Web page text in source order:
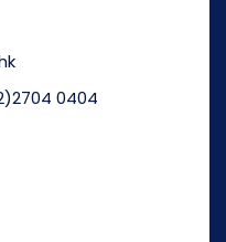
0404